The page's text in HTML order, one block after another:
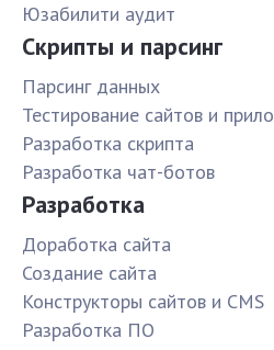
Юзабилити аудит
Скрипты и парсинг
Парсинг данных
Тестирование сайтов и
Разработка скрипта
Разработка чат-ботов
Разработка
Доработка сайта
Создание сайта
Конструкторы сайтов и CMS
Разработка ПО